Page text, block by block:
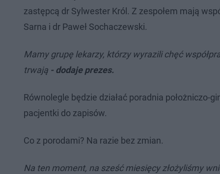
zastępcą dr Sylwester Król. Z zespołem mają
Sarna i dr Paweł Sochaczewski.
Mamy grupę lekarzy, którzy wyrazili chęć
trwają - dodaje prezes.
Równolegle będzie działać poradnia położniczo-
pacjentki do zapisów.
Co z porodami? Na razie bez zmian.
Na ten moment, na sześć miesięcy złożyliśmy